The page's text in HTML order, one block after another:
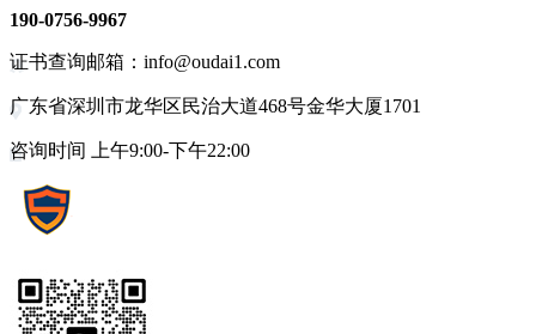
190-0756-9967
证书查询邮箱：info@oudai1.com
广东省深圳市龙华区民治大道468号金华大厦1701
咨询时间 上午9:00-下午22:00